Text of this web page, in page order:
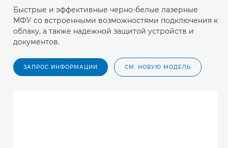
Быстрые и эффективные черно-белые лазерные
МФУ со встроенными возможностями подключения к
облаку, а также надежной защитой устройств и
документов.
ЗАПРОС ИНФОРМАЦИИ СМ. НОВУЮ МОДЕЛЬ